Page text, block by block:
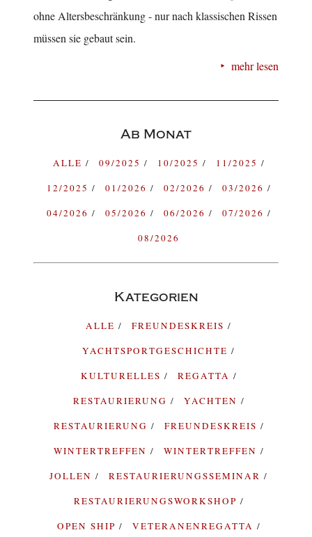
ohne Altersbeschränkung - nur nach klassischen Rissen
müssen sie gebaut sein.
mehr lesen
Ab Monat
ALLE 09/2025 10/2025
11/2025
12/2025
01/2026 02/2026
03/2026
04/2026
05/2026 06/2026
07/2026
08/2026
Kategorien
ALLE
FREUNDESKREIS
YACHTSPORTGESCHICHTE
KULTURELLES
REGATTA
RESTAURIERUNG
YACHTEN
RESTAURIERUNG
FREUNDESKREIS
WINTERTREFFEN
WINTERTREFFEN
JOLLEN
RESTAURIERUNGSSEMINAR
RESTAURIERUNGSWORKSHOP
OPEN SHIP
VETERANENREGATTA